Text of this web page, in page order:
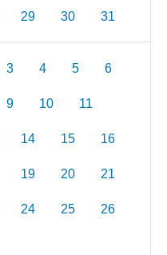
29 30 31
3 4 5 6
9 10 11
14 15 16
19 20 21
24 25 26